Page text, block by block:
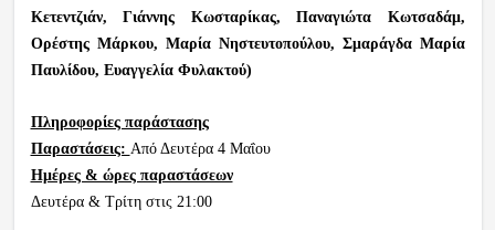
Κετεντζιάν, Γιάννης Κωσταρίκας, Παναγιώτα Κωτσαδάμ,
Ορέστης Μάρκου, Μαρία Νηστευτοπούλου, Σμαράγδα Μαρία
Παυλίδου, Ευαγγελία Φυλακτού)
Πληροφορίες παράστασης
Παραστάσεις: Από Δευτέρα 4 Μαΐου
Ημέρες & ώρες παραστάσεων
Δευτέρα & Τρίτη στις 21:00